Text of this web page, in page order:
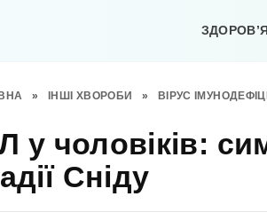
» ІНШІ ХВОРОБИ » ВІРУС
у чоловіків:
Сніду